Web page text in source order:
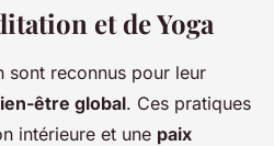
et de Yoga
sont reconnus pour leur
être global. Ces pratiques
intérieure et une paix